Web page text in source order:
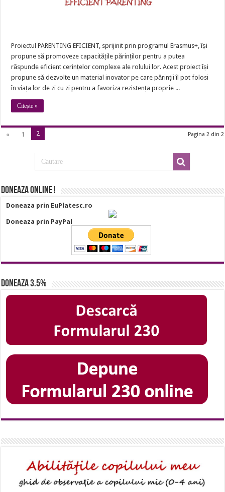
Proiectul PARENTING EFICIENT, sprijinit prin programul Erasmus+, își
propune să promoveze capacitățile părinților pentru a putea
răspunde eficient cerințelor complexe ale rolului lor. Acest proiect își
propune să dezvolte un material inovator pe care părinții îl pot folosi
în viața lor de zi cu zi pentru a favoriza rezistența proprie ...
Citește »
Pagina 2 din 2
« 1 2
Doneaza online !
Doneaza prin EuPlatesc.ro
Doneaza prin PayPal
Doneaza 3.5%